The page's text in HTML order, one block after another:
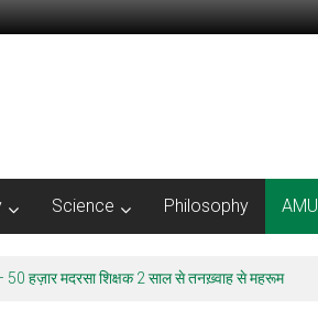
Science Philosophy AMU
हज़ार मदरसा शिक्षक 2 साल से तनख़्वाह से महरूम